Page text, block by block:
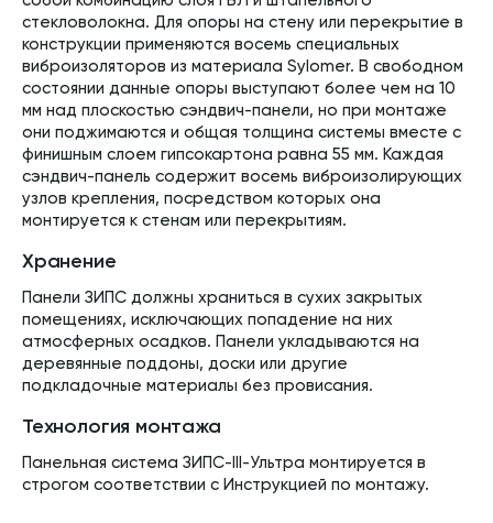
стекловолокна. Для опоры на стену или перекрытие в
конструкции применяются восемь специальных
виброизоляторов из материала Sylomer. В свободном
состоянии данные опоры выступают более чем на 10
мм над плоскостью сэндвич-панели, но при монтаже
они поджимаются и общая толщина системы вместе с
финишным слоем гипсокартона равна 55 мм. Каждая
сэндвич-панель содержит восемь виброизолирующих
узлов крепления, посредством которых она
монтируется к стенам или перекрытиям.
Хранение
Панели ЗИПС должны храниться в сухих закрытых
помещениях, исключающих попадение на них
атмосферных осадков. Панели укладываются на
деревянные поддоны, доски или другие
подкладочные материалы без провисания.
Технология монтажа
Панельная система ЗИПС-III-Ультра монтируется в
строгом соответствии с Инструкцией по монтажу.